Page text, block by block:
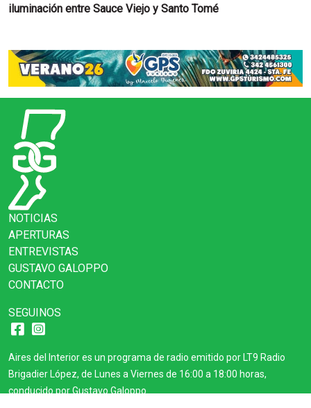
iluminación entre Sauce Viejo y Santo Tomé
NOTICIAS
APERTURAS
ENTREVISTAS
GUSTAVO GALOPPO
CONTACTO
SEGUINOS
Aires del Interior es un programa de radio emitido por LT9 Radio
Brigadier López, de Lunes a Viernes de 16:00 a 18:00 horas,
conducido por Gustavo Galoppo.